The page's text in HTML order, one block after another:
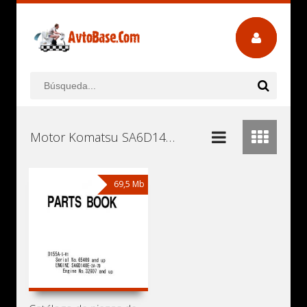
Motor Komatsu SA6D140E-2A-7D Manuales de Usuario, Manuales de Instrucciones (Reparación) y Mantenimiento Descargar Gratis
69,5 Mb